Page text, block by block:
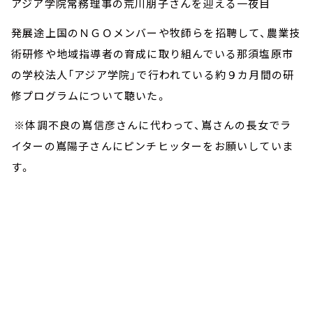
アジア学院常務理事の荒川朋子さんを迎える一夜目
発展途上国のＮＧＯメンバーや牧師らを招聘して、農業技
術研修や地域指導者の育成に取り組んでいる那須塩原市
の学校法人「アジア学院」で行われている約９カ月間の研
修プログラムについて聴いた。
※体調不良の嶌信彦さんに代わって、嶌さんの長女でラ
イターの嶌陽子さんにピンチヒッターをお願いしていま
す。